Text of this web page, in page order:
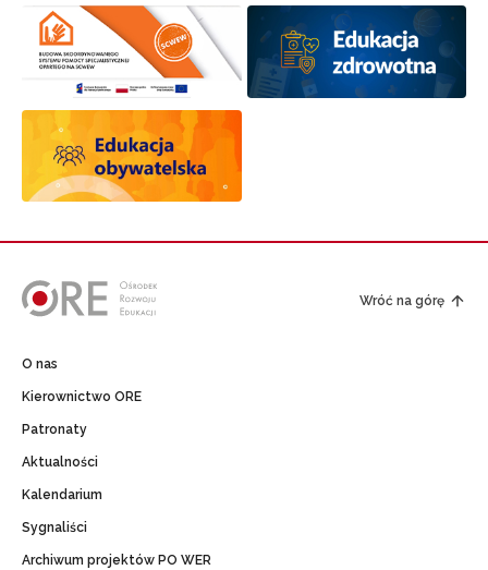
Wróć na górę
O nas
Kierownictwo ORE
Patronaty
Aktualności
Kalendarium
Sygnaliści
Archiwum projektów PO WER